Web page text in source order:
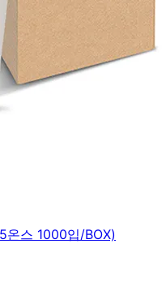
스 1000입/BOX)